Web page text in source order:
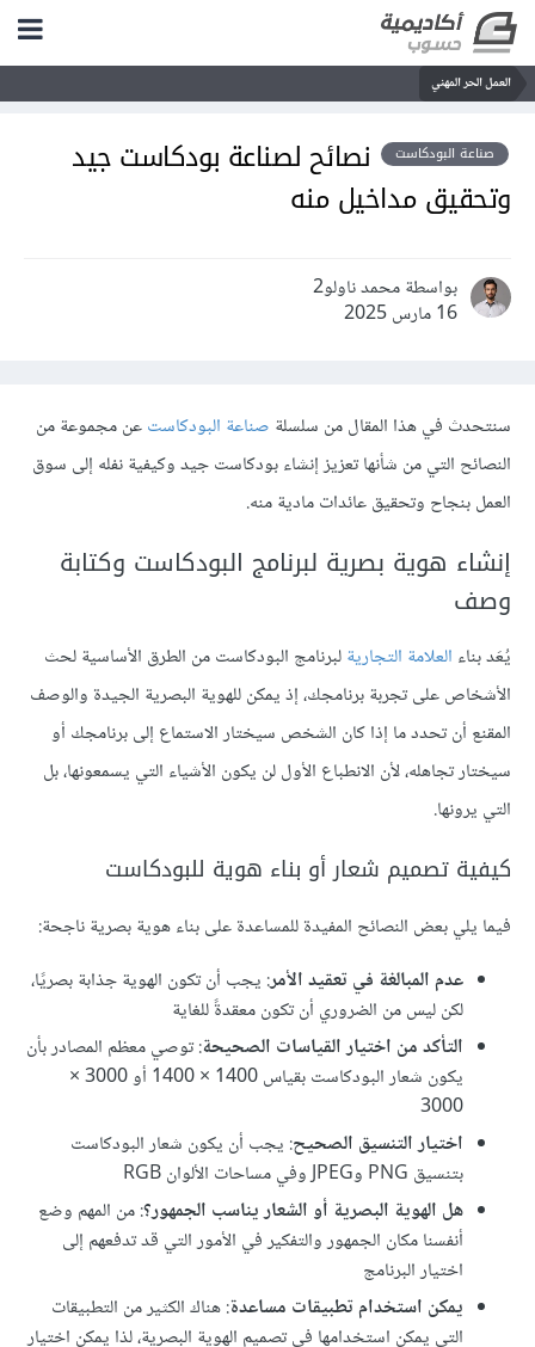
العمل الحر المهني
صناعة البودكاست
نصائح لصناعة بودكاست جيد
وتحقيق مداخيل منه
بواسطة محمد ناولو2
16 مارس 2025
سنتحدث في هذا المقال من سلسلة صناعة البودكاستعن مجموعة من
النصائح التي من شأنها تعزيز إنشاء بودكاست جيد وكيفية نفله إلى سوق
العمل بنجاح وتحقيق عائدات مادية منه.
إنشاء هوية بصرية لبرنامج البودكاست وكتابة
وصف
يُعَد بناء العلامة التجاريةلبرنامج البودكاست من الطرق الأساسية لحث
الأشخاص على تجربة برنامجك، إذ يمكن للهوية البصرية الجيدة والوصف
المقنع أن تحدد ما إذا كان الشخص سيختار الاستماع إلى برنامجك أو
سيختار تجاهله، لأن الانطباع الأول لن يكون الأشياء التي يسمعونها، بل
التي يرونها.
كيفية تصميم شعار أو بناء هوية للبودكاست
فيما يلي بعض النصائح المفيدة للمساعدة على بناء هوية بصرية ناجحة:
عدم المبالغة في تعقيد الأمر: يجب أن تكون الهوية جذابة بصريًا،
لكن ليس من الضروري أن تكون معقدةً للغاية
التأكد من اختيار القياسات الصحيحة: توصي معظم المصادر بأن
يكون شعار البودكاست بقياس 1400 × 1400 أو 3000 ×
3000
اختيار التنسيق الصحيح: يجب أن يكون شعار البودكاست
بتنسيق PNG وJPEG وفي مساحات الألوان RGB
هل الهوية البصرية أو الشعار يناسب الجمهور؟: من المهم وضع
أنفسنا مكان الجمهور والتفكير في الأمور التي قد تدفعهم إلى
اختيار البرنامج
يمكن استخدام تطبيقات مساعدة: هناك الكثير من التطبيقات
التي يمكن استخدامها في تصميم الهوية البصرية، لذا يمكن اختيار